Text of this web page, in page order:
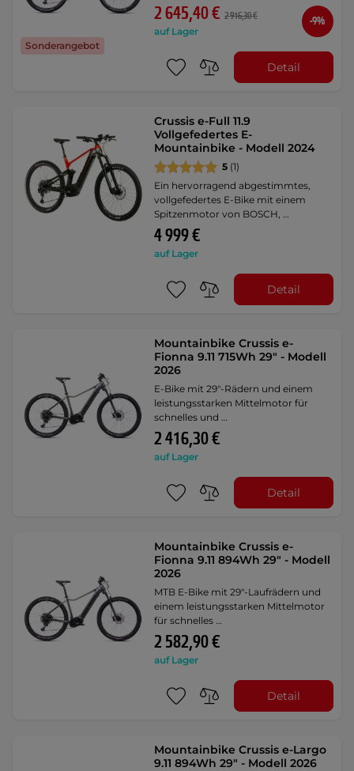
Sonderangebot
2 645,40 € 2 916,30 €
auf Lager
-9%
Detail
Crussis e-Full 11.9
Vollgefedertes E-
Mountainbike - Modell 2024
5 (1)
Ein hervorragend abgestimmtes,
vollgefedertes E-Bike mit einem
Spitzenmotor von BOSCH, …
4 999 €
auf Lager
Detail
Mountainbike Crussis e-
Fionna 9.11 715Wh 29" - Modell
2026
E-Bike mit 29"-Rädern und einem
leistungsstarken Mittelmotor für
schnelles und …
2 416,30 €
auf Lager
Detail
Mountainbike Crussis e-
Fionna 9.11 894Wh 29" - Modell
2026
MTB E-Bike mit 29"-Laufrädern und
einem leistungsstarken Mittelmotor
für schnelles …
2 582,90 €
auf Lager
Detail
Mountainbike Crussis e-Largo
9.11 894Wh 29" - Modell 2026